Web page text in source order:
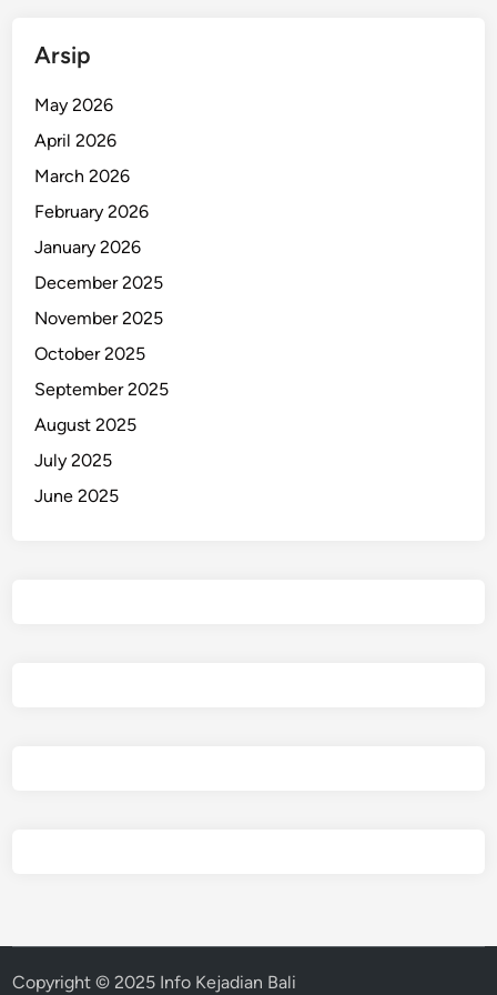
Arsip
May 2026
April 2026
March 2026
February 2026
January 2026
December 2025
November 2025
October 2025
September 2025
August 2025
July 2025
June 2025
Copyright © 2025 Info Kejadian Bali